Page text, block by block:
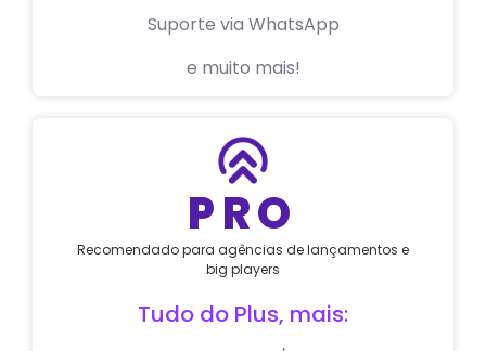
Suporte via WhatsApp
e muito mais!
PRO
Recomendado para agências de lançamentos e
big players
Tudo do Plus, mais: